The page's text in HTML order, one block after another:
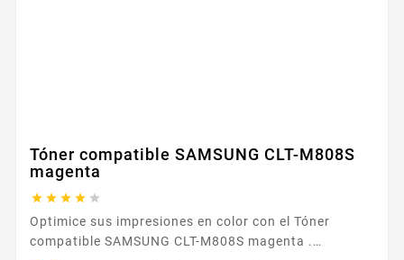
Tóner compatible SAMSUNG CLT-M808S
magenta
    
Optimice sus impresiones en color con el Tóner
compatible SAMSUNG CLT-M808S magenta .